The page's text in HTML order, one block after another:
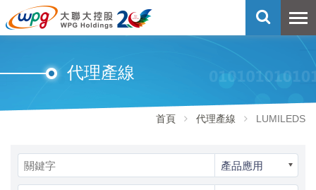
代理產線
首頁 代理產線 LUMILEDS
產品應用